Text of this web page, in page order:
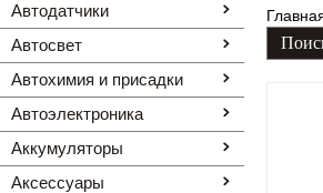
Автодатчики
Автосвет
Автохимия и присадки
Автоэлектроника
Аккумуляторы
Аксессуары